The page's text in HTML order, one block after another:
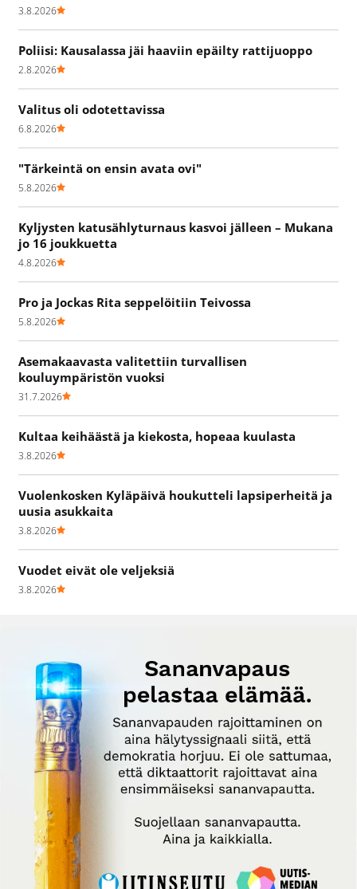
3.8.2026
Poliisi: Kausalassa jäi haaviin epäilty rattijuoppo
2.8.2026
Valitus oli odotettavissa
6.8.2026
"Tärkeintä on ensin avata ovi"
5.8.2026
Kyljysten katusählyturnaus kasvoi jälleen – Mukana
jo 16 joukkuetta
4.8.2026
Pro ja Jockas Rita seppelöitiin Teivossa
5.8.2026
Asemakaavasta valitettiin turvallisen
kouluympäristön vuoksi
31.7.2026
Kultaa keihäästä ja kiekosta, hopeaa kuulasta
3.8.2026
Vuolenkosken Kyläpäivä houkutteli lapsiperheitä ja
uusia asukkaita
3.8.2026
Vuodet eivät ole veljeksiä
3.8.2026